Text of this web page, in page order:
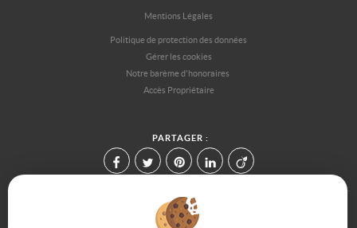
Mentions Légales
Politique de protection des données
Gérer les cookies
Notre barème d'honoraires
Accès Propriétaire
PARTAGER :
Afin de vous offrir un confort de lecture permanent, depuis votre PC,